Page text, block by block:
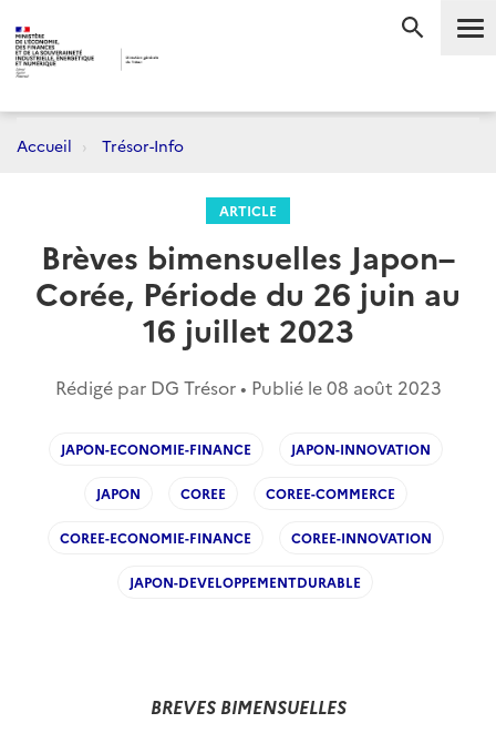
Accueil Trésor-Info
ARTICLE
Brèves bimensuelles Japon–
Corée, Période du 26 juin au
16 juillet 2023
Rédigé par DG Trésor • Publié le08 août 2023
JAPON-ECONOMIE-FINANCE JAPON-INNOVATION
JAPON COREE COREE-COMMERCE
COREE-ECONOMIE-FINANCE COREE-INNOVATION
JAPON-DEVELOPPEMENTDURABLE
BREVES BIMENSUELLES